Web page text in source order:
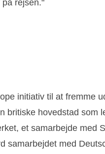
rejsen."
initiativ til at
britiske hovedstad
et samarbejde med
samarbejdet med